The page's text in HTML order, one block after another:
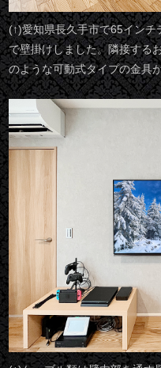
(↑)愛知県長久手市で65イン
で壁掛けしました。隣接する
のような可動式タイプの金具